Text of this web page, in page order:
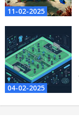
11-02-2025
04-02-2025